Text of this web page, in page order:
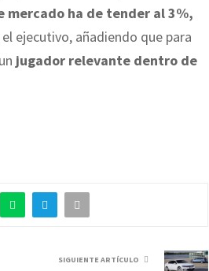
mercado ha de tender al 3%,
ejecutivo, añadiendo que para
jugador relevante dentro de
SIGUIENTE ARTÍCULO